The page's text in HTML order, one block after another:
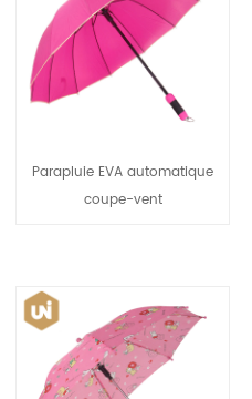
Parapluie EVA automatique
coupe-vent